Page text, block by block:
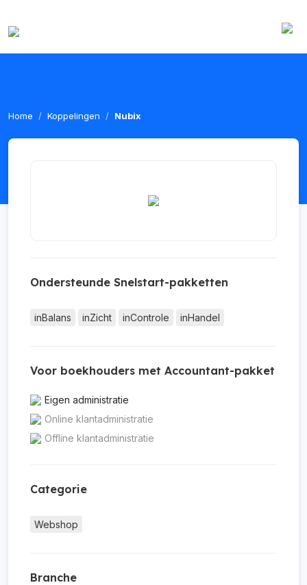
Home Koppelingen Nubix
Ondersteunde Snelstart-pakketten
inBalans inZicht inControle inHandel
Voor boekhouders met Accountant-pakket
Eigen administratie
Online klantadministratie
Offline klantadministratie
Categorie
Webshop
Branche